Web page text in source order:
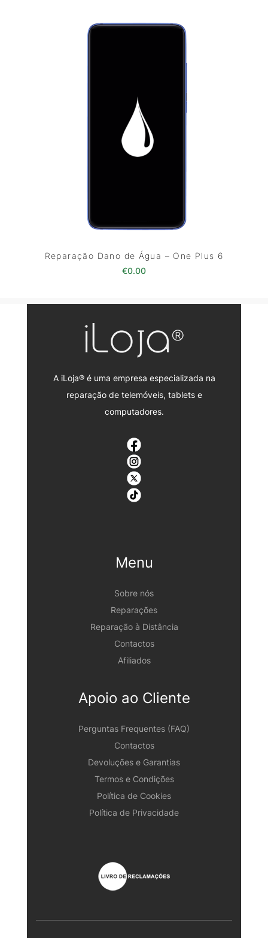
Reparação Dano de Água – One Plus 6
€0.00
A iLoja® é uma empresa especializada na
reparação de telemóveis, tablets e
computadores.
Menu
Sobre nós
Reparações
Reparação à Distância
Contactos
Afiliados
Apoio ao Cliente
Perguntas Frequentes (FAQ)
Contactos
Devoluções e Garantias
Termos e Condições
Política de Cookies
Política de Privacidade